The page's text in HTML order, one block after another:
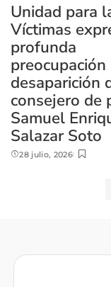
Unidad para
Víctimas
profunda
desaparición
consejero de
Samuel
Salazar Soto
28 julio, 2026